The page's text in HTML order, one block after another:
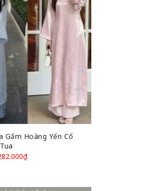
Gấm Hoàng Yến Cổ
₫